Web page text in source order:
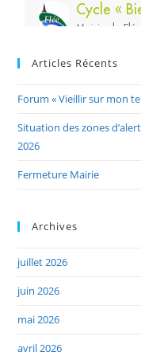
Articles Récents
Forum « Vieillir sur mon
Situation des zones
2026
Fermeture Mairie
Archives
juillet 2026
juin 2026
mai 2026
avril 2026